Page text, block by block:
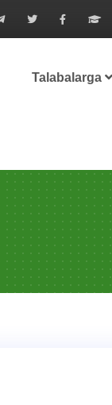
Talabalarga